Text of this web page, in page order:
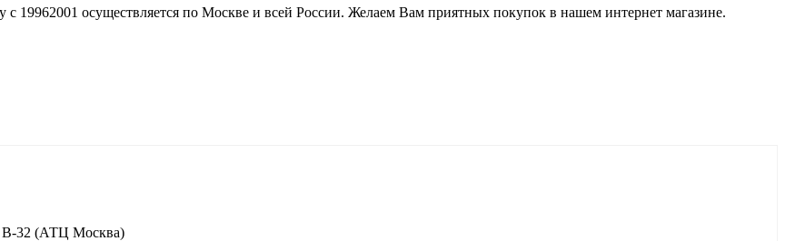
19962001 осуществляется по Москве и всей России. Желаем Вам приятных покупок в нашем интернет магазине.
В-32 (АТЦ Москва)